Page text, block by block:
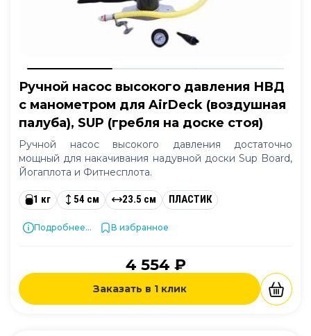
Ручной насос высокого давления НВД
с манометром для AirDeck (воздушная
палуба), SUP (гребля на доске стоя)
Ручной насос высокого давления достаточно
мощный для накачивания надувной доски Sup Board,
Йогаплота и Фитнесплота.
1 кг 54 см 23.5 см ПЛАСТИК
Подробнее... В избранное
4 554 ₽
Заказать в 1 клик